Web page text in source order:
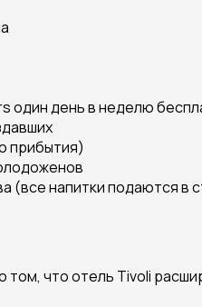
один день в неделю
прибытия)
(все напитки подаются
том, что отель Tivoli